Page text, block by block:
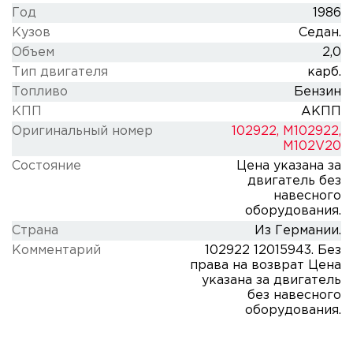
Год
1986
Кузов
Седан.
Объем
2,0
Тип двигателя
карб.
Топливо
Бензин
КПП
АКПП
Оригинальный номер
102922, M102922,
M102V20
Состояние
Цена указана за
двигатель без
навесного
оборудования.
Cтрана
Из Германии.
Комментарий
102922 12015943. Без
права на возврат Цена
указана за двигатель
без навесного
оборудования.